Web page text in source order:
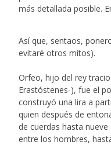
más detallada posible.
Así que, sentaos,
evitaré otros mitos).
Orfeo, hijo del rey
Erastóstenes-), fue el
construyó una lira a
quien después de
de cuerdas hasta
entre los hombres,